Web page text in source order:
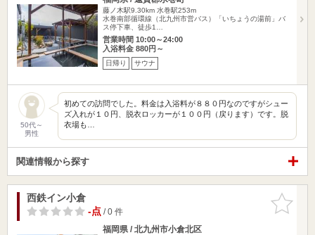
藤ノ木駅9.30km 水巻駅253m
水巻南部循環線（北九州市営バス）「いちょうの湯前」バ
ス停下車、徒歩1…
営業時間 10:00～24:00
入浴料金 880円～
日帰り サウナ
50代～
男性
初めての訪問でした。料金は入浴料が８８０円なのですがシュー
ズ入れが１０円、脱衣ロッカーが１００円（戻ります）です。脱
衣場も…
関連情報から探す
お気に入
りに追加
西鉄イン小倉
-点/ 0 件
福岡県 / 北九州市小倉北区